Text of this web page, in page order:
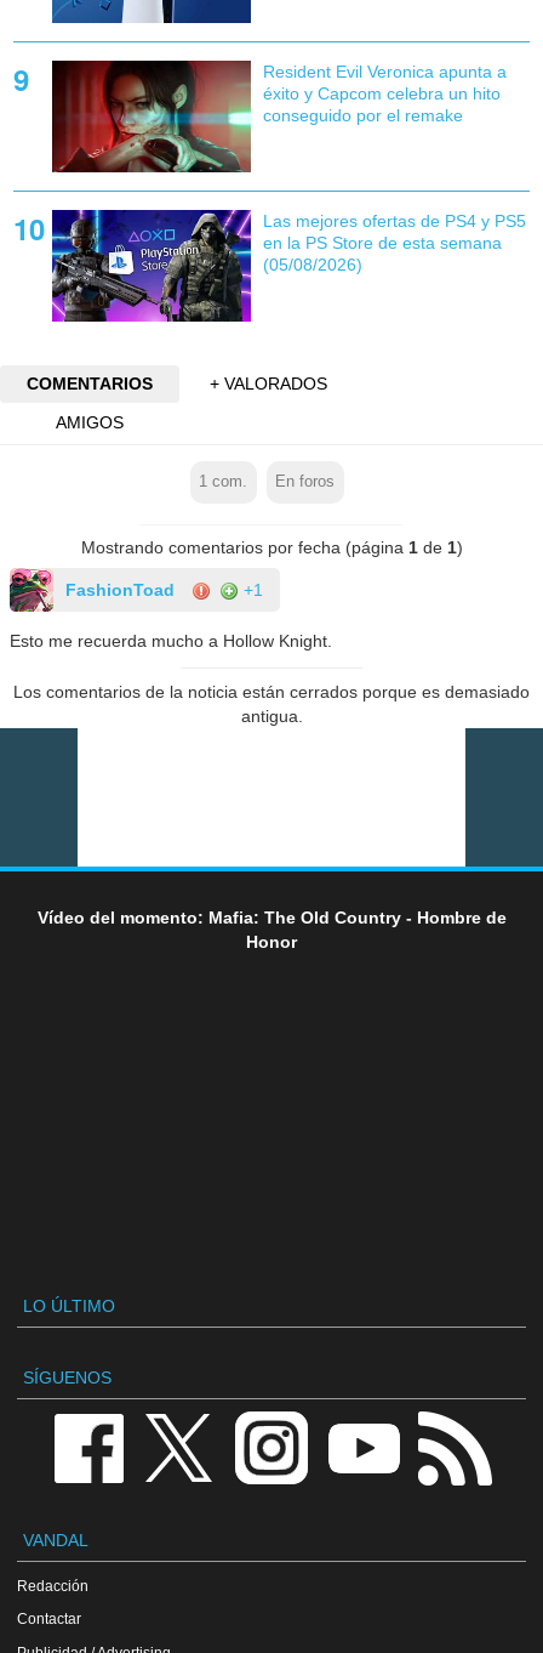
Resident Evil Veronica apunta a
éxito y Capcom celebra un hito
conseguido por el remake
Las mejores ofertas de PS4 y PS5
en la PS Store de esta semana
(05/08/2026)
COMENTARIOS
+ VALORADOS
AMIGOS
1 com. En foros
Mostrando comentarios por fecha (página 1de 1)
FashionToad +1
Esto me recuerda mucho a Hollow Knight.
Los comentarios de la noticia están cerrados porque es demasiado
antigua.
Vídeo del momento: Mafia: The Old Country - Hombre de
Honor
LO ÚLTIMO
SÍGUENOS
VANDAL
Redacción
Contactar